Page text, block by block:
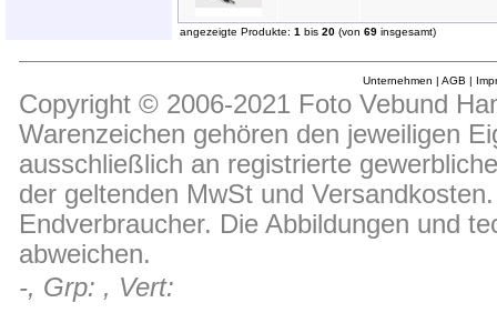
angezeigte Produkte: 1 bis 20 (von 69 insgesamt)
Unternehmen | AGB |
Copyright © 2006-2021 Foto Vebund
Warenzeichen gehören den jeweiligen
ausschließlich an registrierte
der geltenden MwSt und
Endverbraucher. Die Abbildungen und
abweichen.
-, Grp: , Vert: